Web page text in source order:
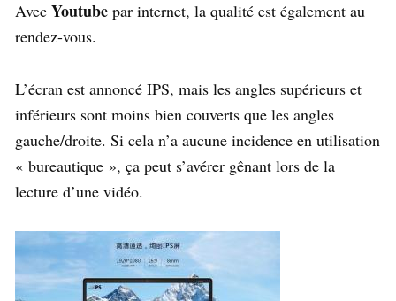
Avec Youtube par internet, la qualité est également au
rendez-vous.
L’écran est annoncé IPS, mais les angles supérieurs et
inférieurs sont moins bien couverts que les angles
gauche/droite. Si cela n’a aucune incidence en utilisation
« bureautique », ça peut s’avérer gênant lors de la
lecture d’une vidéo.